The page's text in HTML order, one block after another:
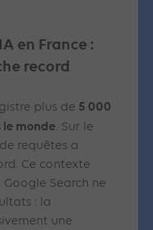
en France :
record
plus de 5 000
monde. Sur le
requêtes a
Ce contexte
Search ne
: la
une